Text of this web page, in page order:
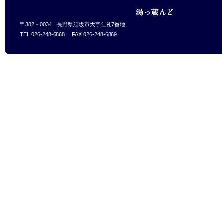
〒382－0034 長野県須坂市大字仁礼7番地
TEL.026-248-6868 FAX 026-248-6869